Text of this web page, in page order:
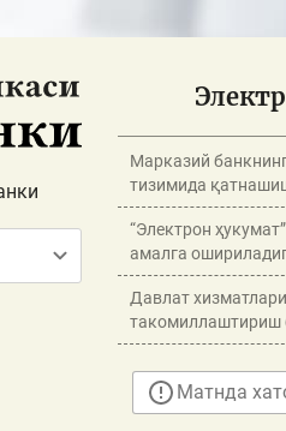
Марказий
тизимида
“Электрон
амалга
Давлат
такомиллаштириш
Матнда